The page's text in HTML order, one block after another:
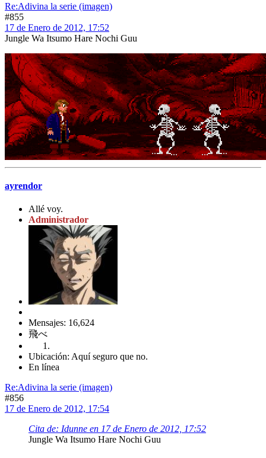
Re:Adivina la serie (imagen)
#855
17 de Enero de 2012, 17:52
Jungle Wa Itsumo Hare Nochi Guu
ayrendor
Allé voy.
Administrador
Mensajes: 16,624
飛べ
Ubicación: Aquí seguro que no.
En línea
Re:Adivina la serie (imagen)
#856
17 de Enero de 2012, 17:54
Cita de: Idunne en 17 de Enero de 2012, 17:52
Jungle Wa Itsumo Hare Nochi Guu